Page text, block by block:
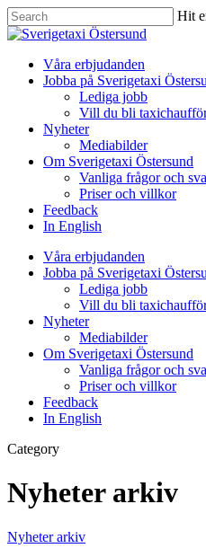
Skip
to
content
Hit
Close
Menu
Våra erbjudanden
Jobba på Sverigetaxi
Lediga jobb
Vill du bli
Nyheter
Mediabilder
Om Sverigetaxi Östersund
Vanliga frågor och
Priser och villkor
Feedback
In English
Våra erbjudanden
Jobba på Sverigetaxi
Lediga jobb
Vill du bli
Nyheter
Mediabilder
Om Sverigetaxi Östersund
Vanliga frågor och
Priser och villkor
Feedback
In English
Category
Nyheter arkiv
Nyheter arkiv